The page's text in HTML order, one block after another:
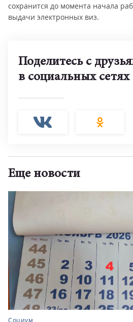
сохранится до момента начала
выдачи электронных виз.
Поделитесь с
в социальных сетях
Еще новости
Социум